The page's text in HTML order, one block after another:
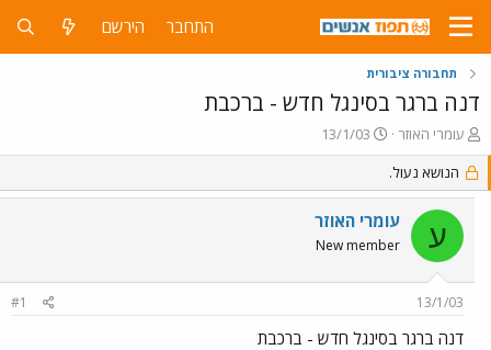
התחבר הירשם
תחבורה ציבורית
דנה ברגר בסינגל חדש - ברכבת
פ
ו
ת
ח
נ
עומרי האוזר
פ
ו
ס
ם
ב
ת
ך
13/1/03
הנושא נעול.
ע עומרי האוזר
New member
13/1/03
#1
דנה ברגר בסינגל חדש - ברכבת